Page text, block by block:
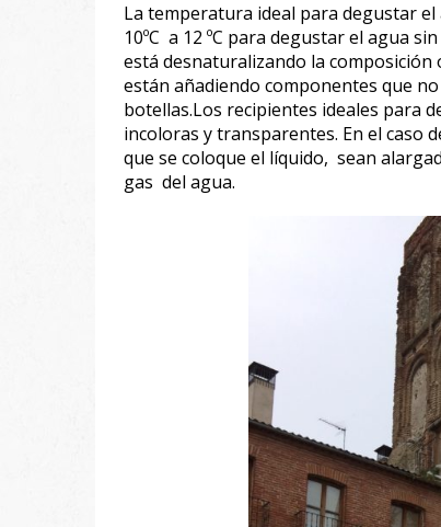
La temperatura ideal para degustar el
10ºC a 12 ºC para degustar el agua
está desnaturalizando la
están añadiendo componentes que
botellas.Los recipientes ideales para
incoloras y transparentes. En el caso
que se coloque el líquido, sean
gas del agua.